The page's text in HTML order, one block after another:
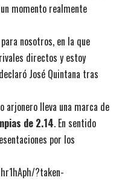
momento realmente
nosotros, en la que
directos y estoy
José Quintana tras
arjonero lleva una marca de
de 2.14. En sentido
por los
?taken-